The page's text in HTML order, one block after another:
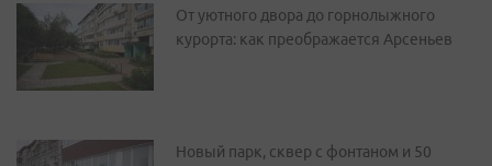
От уютного двора до горнолыжного
курорта: как преображается Арсеньев
Новый парк, сквер с фонтаном и 50